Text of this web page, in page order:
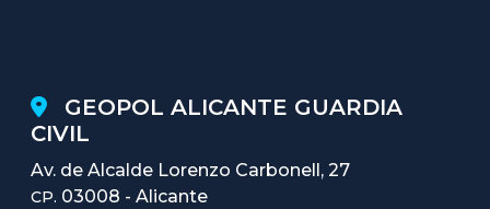
GEOPOL ALICANTE GUARDIA
CIVIL
Av. de Alcalde Lorenzo Carbonell, 27
CP. 03008 - Alicante